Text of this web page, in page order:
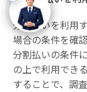
分割払いを利用
場合の条件を確
分割払いの条件
の上で利用でき
することで、調